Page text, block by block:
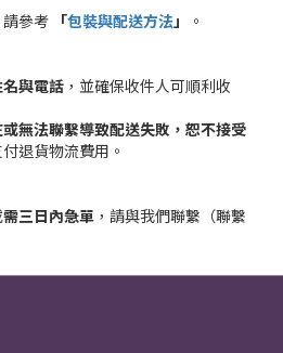
參考 「包裝與配送方法」
。
與電話 ，並確保收件人可順利收
無法聯繫導致配送失敗，恕不接受
退貨物流費用。
需三日內急單 ，請與我們聯繫（聯繫